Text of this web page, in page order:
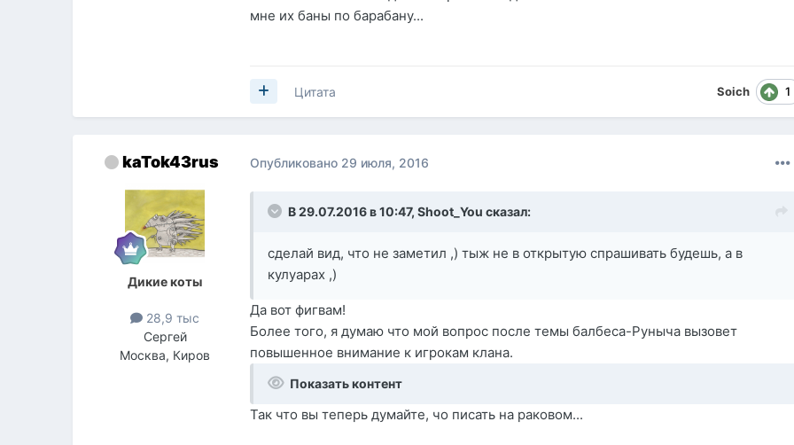
мне их баны по барабану...
Soich 1
Цитата
kaTok43rus
Дикие коты
28,9 тыс
Сергей
Москва, Киров
Опубликовано 29 июля, 2016
В 29.07.2016 в 10:47,Shoot_You сказал:
сделай вид, что не заметил ,) тыж не в открытую спрашивать будешь, а в
кулуарах ,)
Да вот фигвам!
Более того, я думаю что мой вопрос после темы балбеса-Руныча вызовет
повышенное внимание к игрокам клана.
Показать контент
Так что вы теперь думайте, чо писать на раковом...